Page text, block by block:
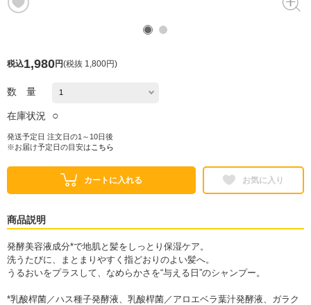
税込1,980円(税抜 1,800円)
数 量
在庫状況 ○
発送予定日 注文日の1～10日後
※お届け予定日の目安は こちら
カートに入れる お気に入り
商品説明
発酵美容液成分*で地肌と髪をしっとり保湿ケア。
洗うたびに、まとまりやすく指どおりのよい髪へ。
うるおいをプラスして、なめらかさを“与える日”のシャンプー。
*乳酸桿菌／ハス種子発酵液、乳酸桿菌／アロエベラ葉汁発酵液、ガラク